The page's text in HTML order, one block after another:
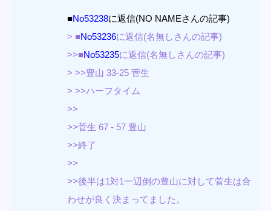
■No53238に返信(NO NAMEさんの記事)
> ■No53236に返信(名無しさんの記事)
>>■No53235に返信(名無しさんの記事)
> >>豊山 33-25 菅生
> >>ハーフタイム
>>
>>菅生 67 - 57 豊山
>>終了
>>
>>後半は1対1一辺倒の豊山に対して菅生は合
わせが良く決まってました。